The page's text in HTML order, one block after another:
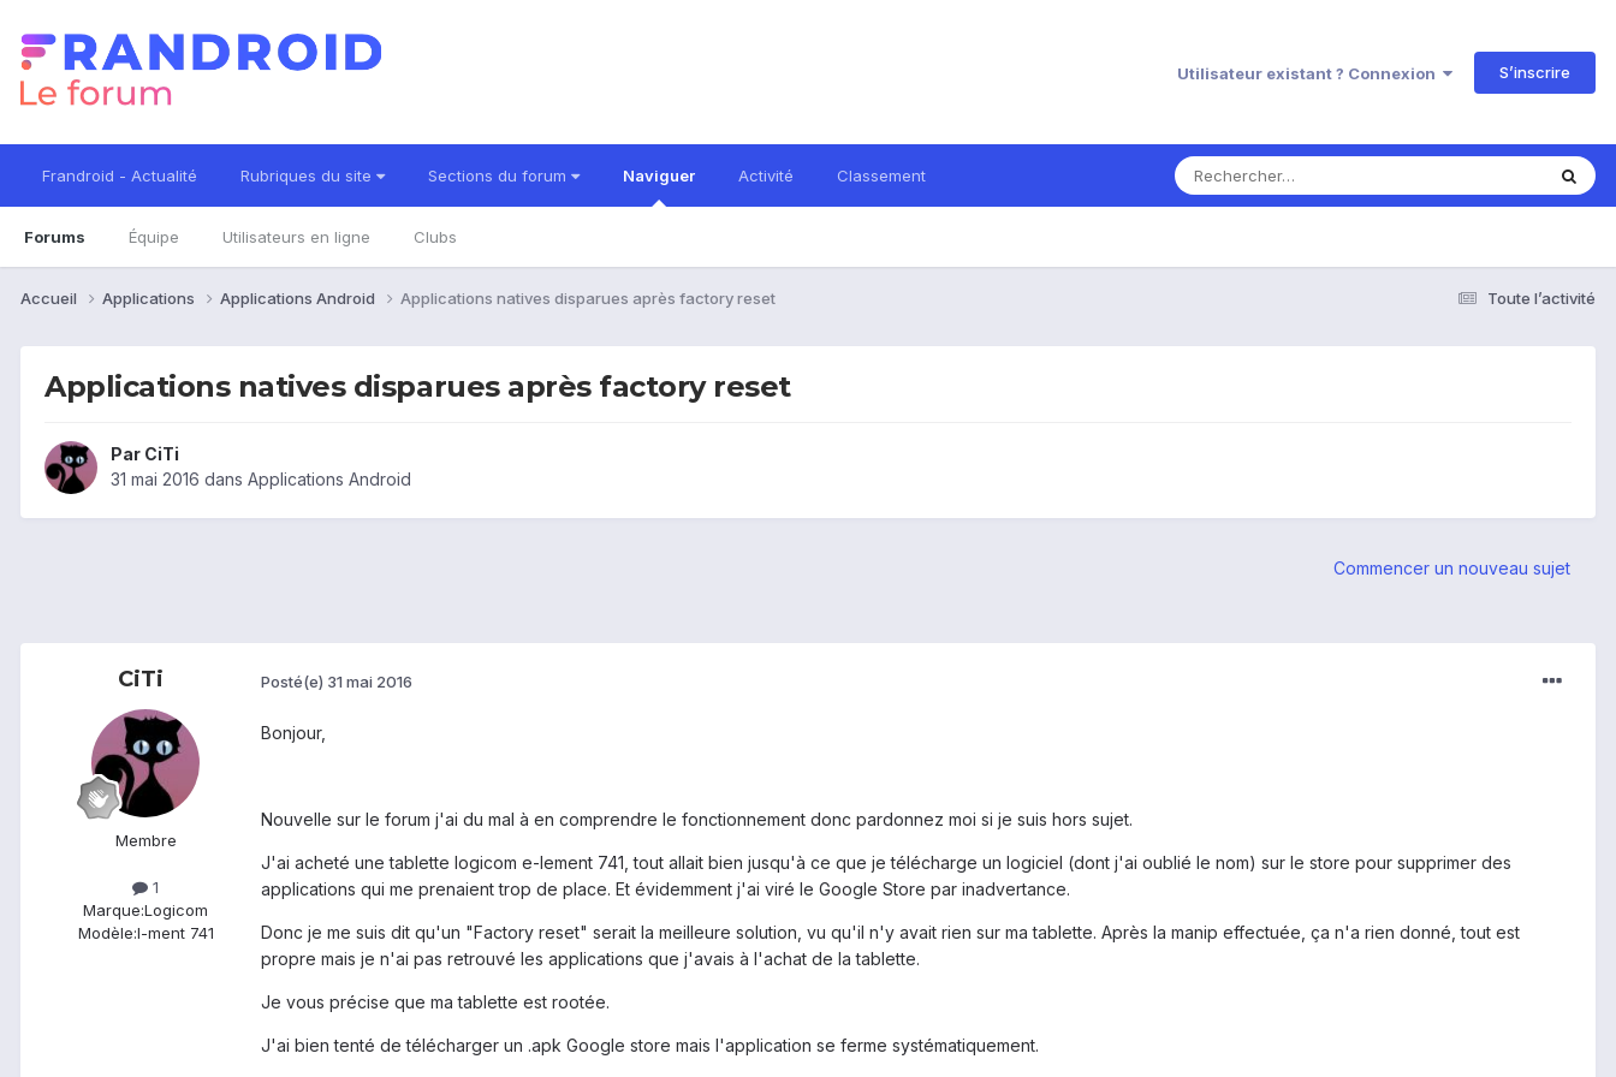
Utilisateur existant ? Connexion S’inscrire
Frandroid - Actualité Rubriques du site Sections du forum Naviguer
Forums Équipe Utilisateurs en ligne Clubs
Activité Classement
Toute l’activité
Accueil Applications Applications Android Applications natives disparues après factory reset
Applications natives disparues après factory reset
Par CiTi
31 mai 2016 dans Applications Android
Commencer un nouveau sujet
CiTi
Membre
1
Marque:Logicom
Modèle:l-ment 741
Posté(e) 31 mai 2016
Bonjour,
Nouvelle sur le forum j'ai du mal à en comprendre le fonctionnement donc pardonnez moi si je suis hors sujet.
J'ai acheté une tablette logicom e-lement 741, tout allait bien jusqu'à ce que je télécharge un logiciel (dont j'ai oublié le nom) sur le store pour supprimer des
applications qui me prenaient trop de place. Et évidemment j'ai viré le Google Store par inadvertance.
Donc je me suis dit qu'un "Factory reset" serait la meilleure solution, vu qu'il n'y avait rien sur ma tablette. Après la manip effectuée, ça n'a rien donné, tout est
propre mais je n'ai pas retrouvé les applications que j'avais à l'achat de la tablette.
Je vous précise que ma tablette est rootée.
J'ai bien tenté de télécharger un .apk Google store mais l'application se ferme systématiquement.